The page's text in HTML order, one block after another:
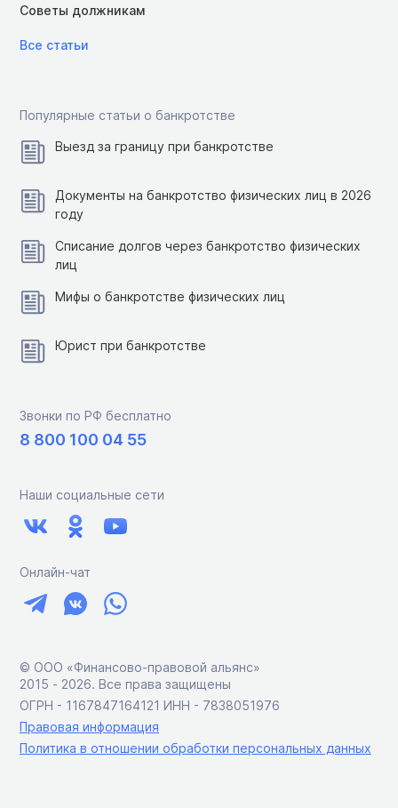
Советы должникам
Все статьи
Популярные статьи о банкротстве
Выезд за границу при банкротстве
Документы на банкротство физических лиц в 2026
году
Списание долгов через банкротство физических
лиц
Мифы о банкротстве физических лиц
Юрист при банкротстве
Звонки по РФ бесплатно
8 800 100 04 55
Наши социальные сети
Онлайн-чат
© ООО «Финансово-правовой альянс»
2015 ‑ 2026. Все права защищены
ОГРН - 1167847164121 ИНН - 7838051976
Правовая информация
Политика в отношении обработки персональных данных